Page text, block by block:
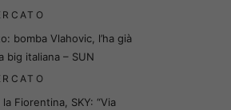
bomba Vlahovic, l’ha già
big italiana – SUN
Fiorentina, SKY: “Via